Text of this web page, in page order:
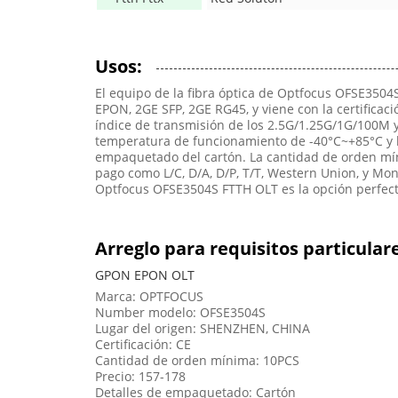
Usos:
El equipo de la fibra óptica de Optfocus
EPON, 2GE SFP, 2GE RG45, y viene con la
índice de transmisión de los 2.5G/1.25G/1G/
temperatura de funcionamiento de -40°C~+85°C
empaquetado del cartón. La cantidad de orden
pago como L/C, D/A, D/P, T/T, Western Union, y
Optfocus OFSE3504S FTTH OLT es la opción
Arreglo para requisitos
GPON EPON OLT
Marca: OPTFOCUS
Number modelo: OFSE3504S
Lugar del origen: SHENZHEN, CHINA
Certificación: CE
Cantidad de orden mínima: 10PCS
Precio: 157-178
Detalles de empaquetado: Cartón